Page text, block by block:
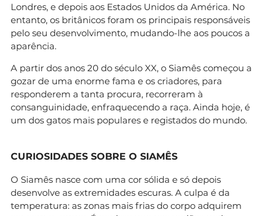
Londres, e depois aos Estados Unidos da América. No
entanto, os britânicos foram os principais responsáveis
pelo seu desenvolvimento, mudando-lhe aos poucos a
aparência.
A partir dos anos 20 do século XX, o Siamês começou a
gozar de uma enorme fama e os criadores, para
responderem a tanta procura, recorreram à
consanguinidade, enfraquecendo a raça. Ainda hoje, é
um dos gatos mais populares e registados do mundo.
CURIOSIDADES SOBRE O SIAMÊS
O Siamês nasce com uma cor sólida e só depois
desenvolve as extremidades escuras. A culpa é da
temperatura: as zonas mais frias do corpo adquirem